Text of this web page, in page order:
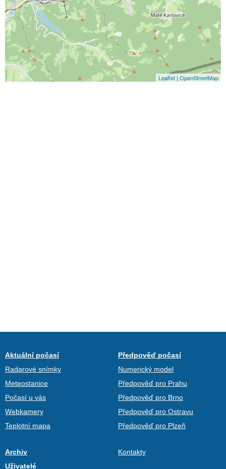
Leaflet | OpenStreetMap
Aktuální počasí
Radarové snímky
Meteostanice
Počasí u vás
Webkamery
Teplotní mapa
Předpověď počasí
Numerický model
Předpověď pro Prahu
Předpověď pro Brno
Předpověď pro Ostravu
Předpověď pro Plzeň
Archiv
Uživatelé
Kontakty